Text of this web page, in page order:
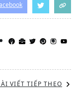
VIẾT TIẾP THEO